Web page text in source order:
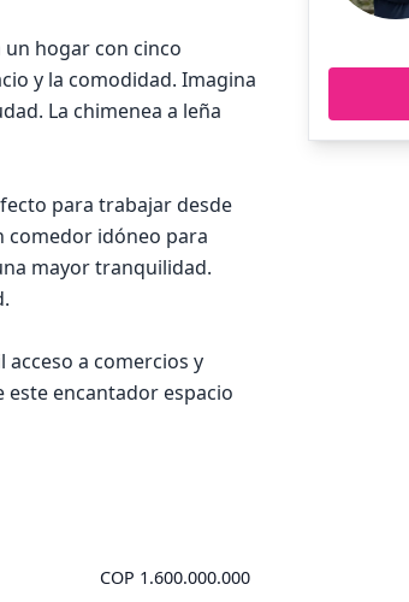
un hogar con cinco
y la comodidad. Imagina
La chimenea a leña
para trabajar desde
comedor idóneo para
mayor tranquilidad.
a comercios y
encantador espacio
COP 1.600.000.000